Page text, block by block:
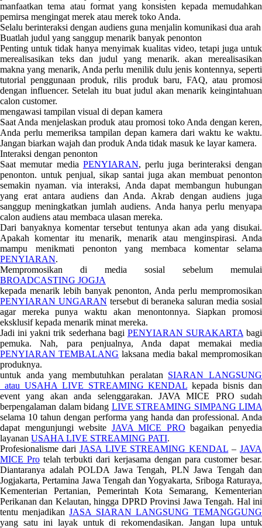
manfaatkan tema atau format yang konsisten kepada memudahkan
pemirsa mengingat merek atau merek toko Anda.
Selalu berinteraksi dengan audiens guna menjalin komunikasi dua arah
Buatlah judul yang sanggup menarik banyak penonton
Penting untuk tidak hanya menyimak kualitas video, tetapi juga untuk
merealisasikan teks dan judul yang menarik. akan merealisasikan
makna yang menarik, Anda perlu menilik dulu jenis kontennya, seperti
tutorial penggunaan produk, rilis produk baru, FAQ, atau promosi
dengan influencer. Setelah itu buat judul akan menarik keingintahuan
calon customer.
mengawasi tampilan visual di depan kamera
Saat Anda menjelaskan produk atau promosi toko Anda dengan keren,
Anda perlu memeriksa tampilan depan kamera dari waktu ke waktu.
Jangan biarkan wajah dan produk Anda tidak masuk ke layar kamera.
Interaksi dengan penonton
Saat memutar media PENYIARAN, perlu juga berinteraksi dengan
penonton. untuk penjual, sikap santai juga akan membuat penonton
semakin nyaman. via interaksi, Anda dapat membangun hubungan
yang erat antara audiens dan Anda. Akrab dengan audiens juga
sanggup meningkatkan jumlah audiens. Anda hanya perlu menyapa
calon audiens atau membaca ulasan mereka.
Dari banyaknya komentar tersebut tentunya akan ada yang disukai.
Apakah komentar itu menarik, menarik atau menginspirasi. Anda
mampu menikmati penonton yang membaca komentar selama
PENYIARAN.
Mempromosikan di media sosial sebelum memulai
BROADCASTING JOGJA
kepada menarik lebih banyak penonton, Anda perlu mempromosikan
PENYIARAN UNGARAN tersebut di beraneka saluran media sosial
agar mereka punya waktu akan menontonnya. Siapkan promosi
eksklusif kepada menarik minat mereka.
Jadi ini yakni trik sederhana bagi PENYIARAN SURAKARTA bagi
pemuka. Nah, para penjualnya, Anda dapat memakai media
PENYIARAN TEMBALANG laksana media bakal mempromosikan
produknya.
untuk anda yang membutuhkan peralatan SIARAN LANGSUNG
atau USAHA LIVE STREAMING KENDAL kepada bisnis dan
event yang akan anda selenggarakan. JAVA MICE PRO sudah
berpengalaman dalam bidang LIVE STREAMING SIMPANG LIMA
selama 10 tahun dengan performa yang handa dan professional. Anda
dapat mengunjungi website JAVA MICE PRO bagaikan penyedia
layanan USAHA LIVE STREAMING PATI.
Profesionalisme dari JASA LIVE STREAMING KENDAL –JAVA
MICE Pro telah terbukti dari kerjasama dengan para customer besar.
Diantaranya adalah POLDA Jawa Tengah, PLN Jawa Tengah dan
Jogjakarta, Pertamina Jawa Tengah dan Yogyakarta, Sriboga Raturaya,
Kementerian Pertanian, Pemerintah Kota Semarang, Kementerian
Perikanan dan Kelautan, hingga DPRD Provinsi Jawa Tengah. Hal ini
tentu menjadikanJASA SIARAN LANGSUNG TEMANGGUNG
yang satu ini layak untuk di rekomendasikan. Jangan lupa untuk